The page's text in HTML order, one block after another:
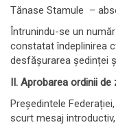
Tănase Stamule –
Întrunindu-se un
constatat îndeplinirea
desfășurarea ședinței
II. Aprobarea ordinii de
Președintele
scurt mesaj introductiv,